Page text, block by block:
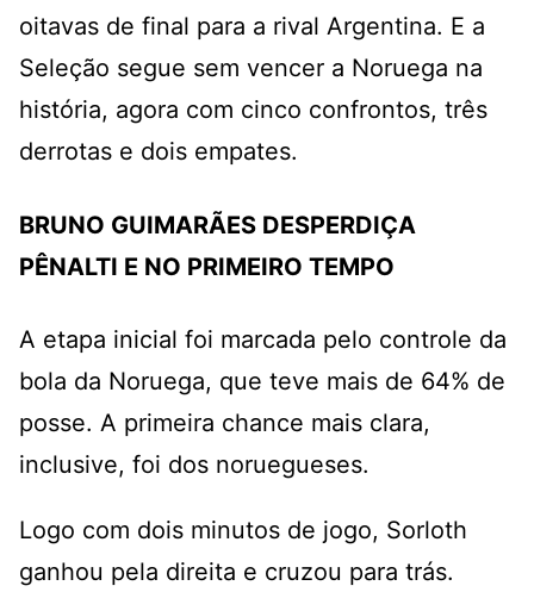
oitavas de final para a rival Argentina. E a
Seleção segue sem vencer a Noruega na
história, agora com cinco confrontos, três
derrotas e dois empates.
BRUNO GUIMARÃES DESPERDIÇA
PÊNALTI E NO PRIMEIRO TEMPO
A etapa inicial foi marcada pelo controle da
bola da Noruega, que teve mais de 64% de
posse. A primeira chance mais clara,
inclusive, foi dos noruegueses.
Logo com dois minutos de jogo, Sorloth
ganhou pela direita e cruzou para trás.